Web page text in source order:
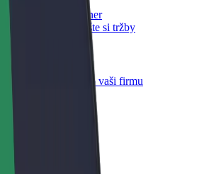
jako flotilový partner
flotilu k Boltu a zvyšte si tržby
Boltu přesně pro vaši firmu